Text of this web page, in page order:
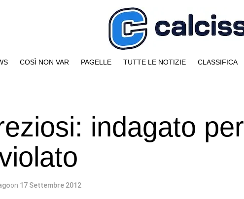
COSÌ NON VAR PAGELLE TUTTE LE NOTIZIE CLASSIFICA
indagato per
on 17 Settembre 2012